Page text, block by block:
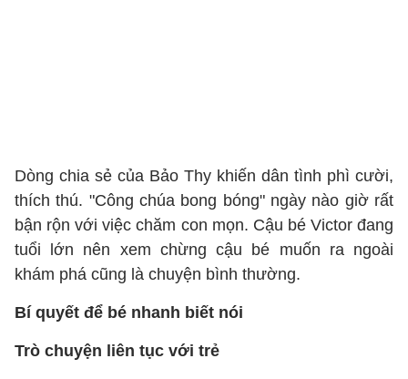
Dòng chia sẻ của Bảo Thy khiến dân tình phì cười,
thích thú. "Công chúa bong bóng" ngày nào giờ rất
bận rộn với việc chăm con mọn. Cậu bé Victor đang
tuổi lớn nên xem chừng cậu bé muốn ra ngoài
khám phá cũng là chuyện bình thường.
Bí quyết để bé nhanh biết nói
Trò chuyện liên tục với trẻ